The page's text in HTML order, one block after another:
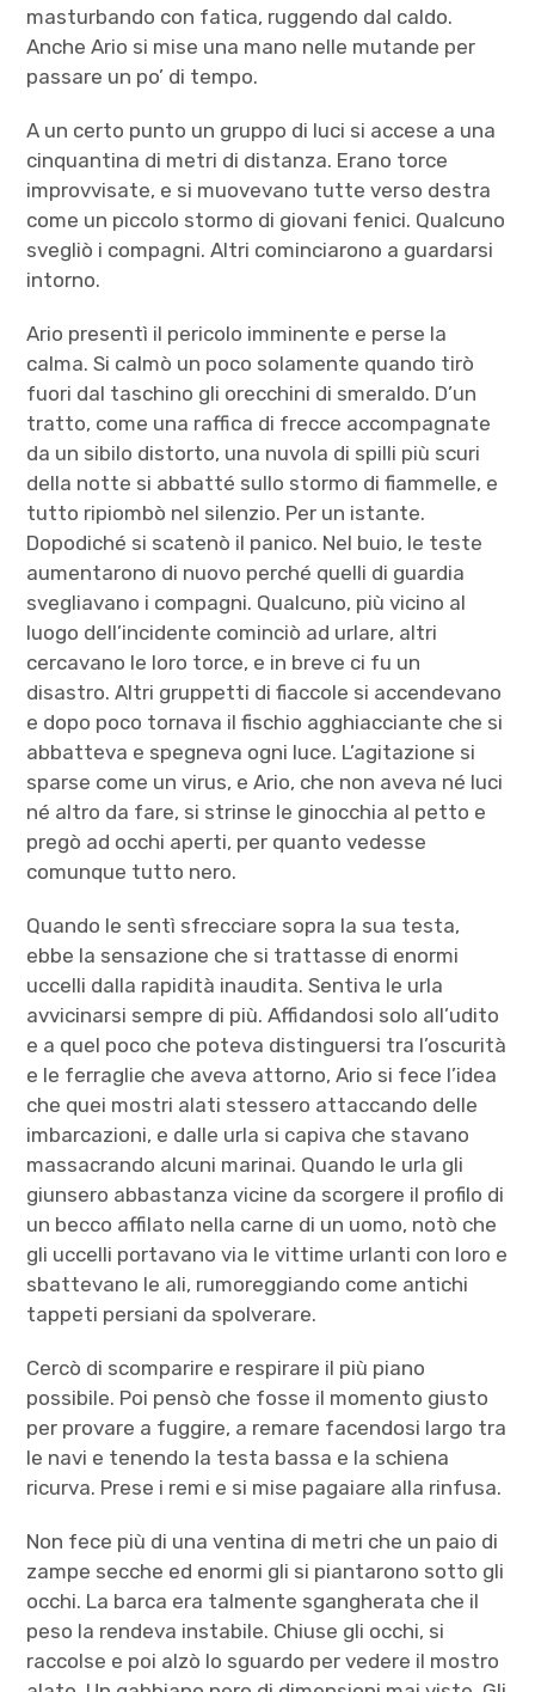
masturbando con fatica, ruggendo dal caldo.
Anche Ario si mise una mano nelle mutande per
passare un po’ di tempo.
A un certo punto un gruppo di luci si accese a una
cinquantina di metri di distanza. Erano torce
improvvisate, e si muovevano tutte verso destra
come un piccolo stormo di giovani fenici. Qualcuno
svegliò i compagni. Altri cominciarono a guardarsi
intorno.
Ario presentì il pericolo imminente e perse la
calma. Si calmò un poco solamente quando tirò
fuori dal taschino gli orecchini di smeraldo. D’un
tratto, come una raffica di frecce accompagnate
da un sibilo distorto, una nuvola di spilli più scuri
della notte si abbatté sullo stormo di fiammelle, e
tutto ripiombò nel silenzio. Per un istante.
Dopodiché si scatenò il panico. Nel buio, le teste
aumentarono di nuovo perché quelli di guardia
svegliavano i compagni. Qualcuno, più vicino al
luogo dell’incidente cominciò ad urlare, altri
cercavano le loro torce, e in breve ci fu un
disastro. Altri gruppetti di fiaccole si accendevano
e dopo poco tornava il fischio agghiacciante che si
abbatteva e spegneva ogni luce. L’agitazione si
sparse come un virus, e Ario, che non aveva né luci
né altro da fare, si strinse le ginocchia al petto e
pregò ad occhi aperti, per quanto vedesse
comunque tutto nero.
Quando le sentì sfrecciare sopra la sua testa,
ebbe la sensazione che si trattasse di enormi
uccelli dalla rapidità inaudita. Sentiva le urla
avvicinarsi sempre di più. Affidandosi solo all’udito
e a quel poco che poteva distinguersi tra l’oscurità
e le ferraglie che aveva attorno, Ario si fece l’idea
che quei mostri alati stessero attaccando delle
imbarcazioni, e dalle urla si capiva che stavano
massacrando alcuni marinai. Quando le urla gli
giunsero abbastanza vicine da scorgere il profilo di
un becco affilato nella carne di un uomo, notò che
gli uccelli portavano via le vittime urlanti con loro e
sbattevano le ali, rumoreggiando come antichi
tappeti persiani da spolverare.
Cercò di scomparire e respirare il più piano
possibile. Poi pensò che fosse il momento giusto
per provare a fuggire, a remare facendosi largo tra
le navi e tenendo la testa bassa e la schiena
ricurva. Prese i remi e si mise pagaiare alla rinfusa.
Non fece più di una ventina di metri che un paio di
zampe secche ed enormi gli si piantarono sotto gli
occhi. La barca era talmente sgangherata che il
peso la rendeva instabile. Chiuse gli occhi, si
raccolse e poi alzò lo sguardo per vedere il mostro